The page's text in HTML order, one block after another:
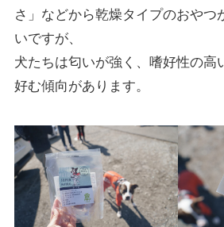
さ」などから乾燥タイプのおやつ
いですが、
犬たちは匂いが強く、嗜好性の高
好む傾向があります。